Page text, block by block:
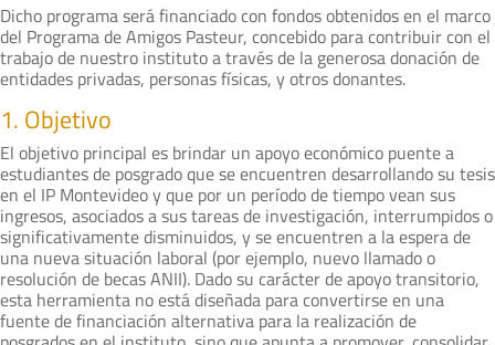
Dicho programa será financiado con fondos obtenidos en el marco
del Programa de Amigos Pasteur, concebido para contribuir con el
trabajo de nuestro instituto a través de la generosa donación de
entidades privadas, personas físicas, y otros donantes.
1. Objetivo
El objetivo principal es brindar un apoyo económico puente a
estudiantes de posgrado que se encuentren desarrollando su tesis
en el IP Montevideo y que por un período de tiempo vean sus
ingresos, asociados a sus tareas de investigación, interrumpidos o
significativamente disminuidos, y se encuentren a la espera de
una nueva situación laboral (por ejemplo, nuevo llamado o
resolución de becas ANII). Dado su carácter de apoyo transitorio,
esta herramienta no está diseñada para convertirse en una
fuente de financiación alternativa para la realización de